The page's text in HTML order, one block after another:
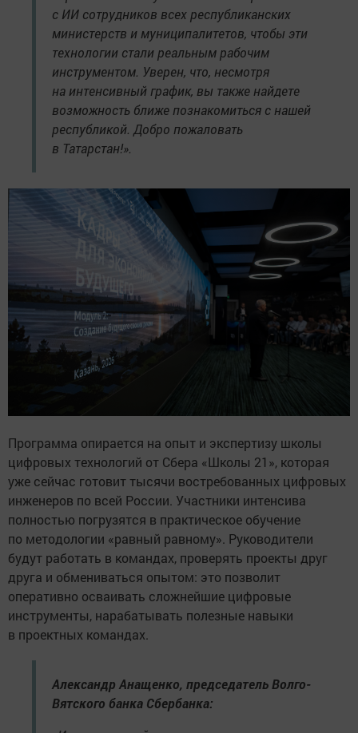
с ИИ сотрудников всех республиканских
министерств и муниципалитетов, чтобы эти
технологии стали реальным рабочим
инструментом. Уверен, что, несмотря
на интенсивный график, вы также найдете
возможность ближе познакомиться с нашей
республикой. Добро пожаловать
в Татарстан!».
Программа опирается на опыт и экспертизу школы
цифровых технологий от Сбера «Школы 21», которая
уже сейчас готовит тысячи востребованных цифровых
инженеров по всей России. Участники интенсива
полностью погрузятся в практическое обучение
по методологии «равный равному». Руководители
будут работать в командах, проверять проекты друг
друга и обмениваться опытом: это позволит
оперативно осваивать сложнейшие цифровые
инструменты, нарабатывать полезные навыки
в проектных командах.
Александр Анащенко, председатель Волго-
Вятского банка Сбербанка: